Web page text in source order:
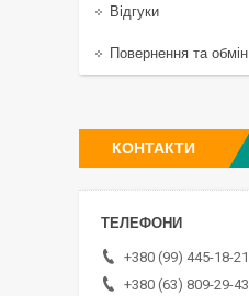
Відгуки
Повернення та обмін
КОНТАКТИ
+380 (99) 445-18-21
+380 (63) 809-29-43